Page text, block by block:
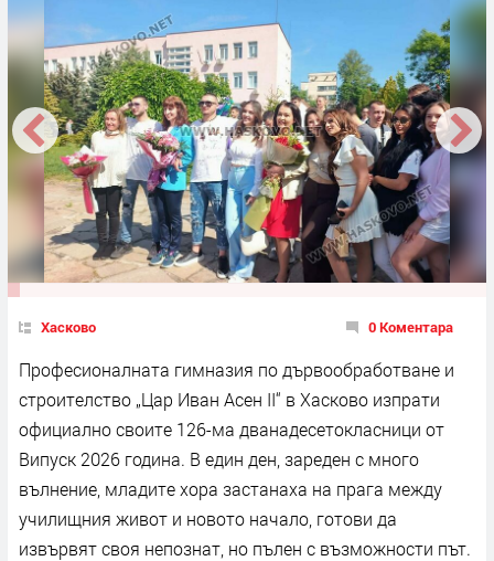
Хасково 0 Коментара
Професионалната гимназия по дървообработване и
строителство „Цар Иван Асен II“ в Хасково изпрати
официално своите 126-ма дванадесетокласници от
Випуск 2026 година. В един ден, зареден с много
вълнение, младите хора застанаха на прага между
училищния живот и новото начало, готови да
извървят своя непознат, но пълен с възможности път.